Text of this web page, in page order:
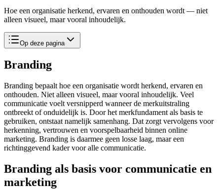
Hoe een organisatie herkend, ervaren en onthouden wordt — niet
alleen visueel, maar vooral inhoudelijk.
Op deze pagina
Branding
Branding bepaalt hoe een organisatie wordt herkend, ervaren en
onthouden. Niet alleen visueel, maar vooral inhoudelijk. Veel
communicatie voelt versnipperd wanneer de merkuitstraling
ontbreekt of onduidelijk is. Door het merkfundament als basis te
gebruiken, ontstaat namelijk samenhang. Dat zorgt vervolgens voor
herkenning, vertrouwen en voorspelbaarheid binnen online
marketing. Branding is daarmee geen losse laag, maar een
richtinggevend kader voor alle communicatie.
Branding als basis voor communicatie en
marketing